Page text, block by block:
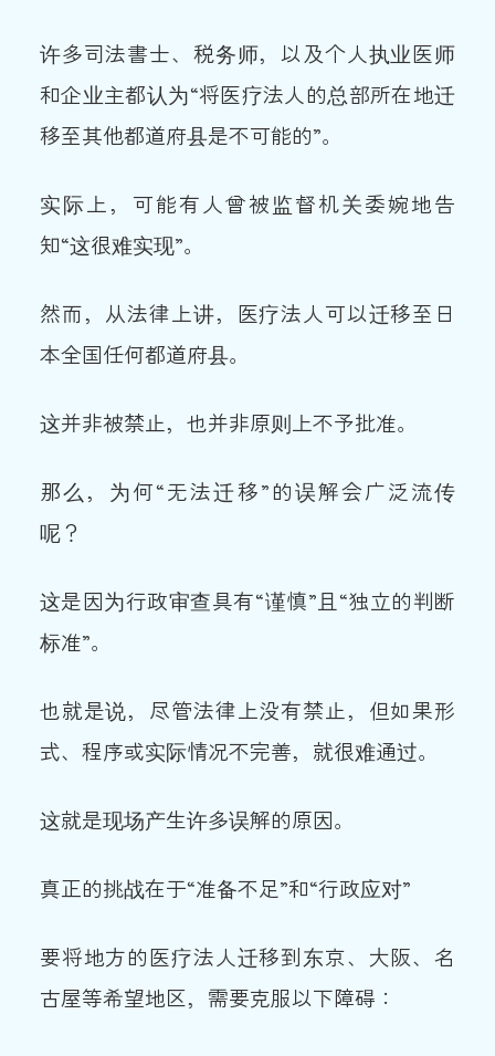
许多司法書士、税务师，以及个人执业医师
和企业主都认为“将医疗法人的总部所在地迁
移至其他都道府县是不可能的”。
实际上，可能有人曾被监督机关委婉地告
知“这很难实现”。
然而，从法律上讲，医疗法人可以迁移至日
本全国任何都道府县。
这并非被禁止，也并非原则上不予批准。
那么，为何“无法迁移”的误解会广泛流传
呢？
这是因为行政审查具有“谨慎”且“独立的判断
标准”。
也就是说，尽管法律上没有禁止，但如果形
式、程序或实际情况不完善，就很难通过。
这就是现场产生许多误解的原因。
真正的挑战在于“准备不足”和“行政应对”
要将地方的医疗法人迁移到东京、大阪、名
古屋等希望地区，需要克服以下障碍：